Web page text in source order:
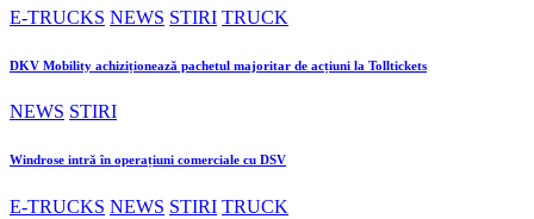
E-TRUCKS NEWS STIRI TRUCK
DKV Mobility achiziționează pachetul majoritar de acțiuni la Tolltickets
NEWS STIRI
Windrose intră în operațiuni comerciale cu DSV
E-TRUCKS NEWS STIRI TRUCK